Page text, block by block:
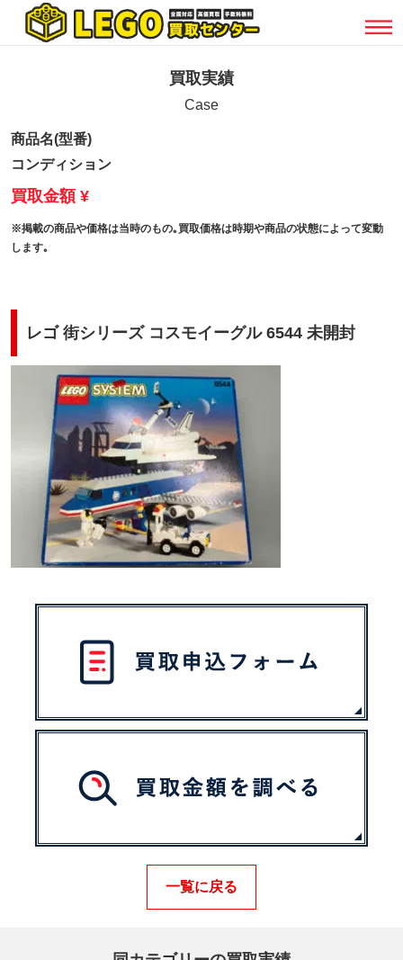
買取実績
Case
商品名(型番)
コンディション
買取金額 ¥
※掲載の商品や価格は当時のもの｡買取価格は時期や商品の状態によって変動
します｡
レゴ 街シリーズ コスモイーグル 6544 未開封
一覧に戻る